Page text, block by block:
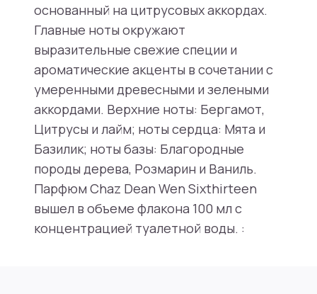
основанный на цитрусовых аккордах.
Главные ноты окружают
выразительные свежие специи и
ароматические акценты в сочетании с
умеренными древесными и зелеными
аккордами. Верхние ноты: Бергамот,
Цитрусы и лайм; ноты сердца: Мята и
Базилик; ноты базы: Благородные
породы дерева, Розмарин и Ваниль.
Парфюм Chaz Dean Wen Sixthirteen
вышел в объеме флакона 100 мл с
концентрацией туалетной воды. :